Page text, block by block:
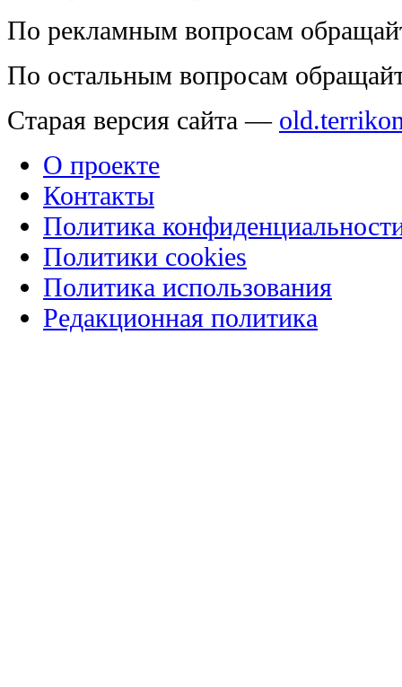
По рекламным вопросам
По остальным вопросам
Старая версия сайта —
О проекте
Контакты
Политика
Политики cookies
Политика использования
Редакционная политика